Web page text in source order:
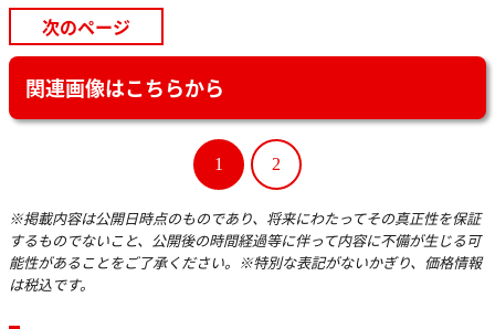
次のページ
関連画像はこちらから
1 2
※掲載内容は公開日時点のものであり、将来にわたってその真正性を保証
するものでないこと、公開後の時間経過等に伴って内容に不備が生じる可
能性があることをご了承ください。※特別な表記がないかぎり、価格情報
は税込です。